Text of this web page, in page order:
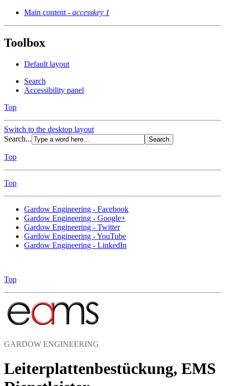
Main content - accesskey 1
Toolbox
Default layout
Search
Accessibility panel
Top
Switch to the desktop layout
Search...
Top
Top
Gardow Engineering - Facebook
Gardow Engineering - Google+
Gardow Engineering - Twitter
Gardow Engineering - YouTube
Gardow Engineering - LinkedIn
Top
GARDOW ENGINEERING
Leiterplattenbestückung, EMS